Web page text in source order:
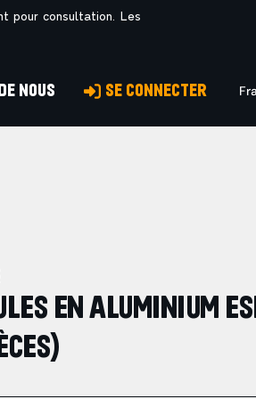
pour consultation. Les
NOUS SE CONNECTER
EN ALUMINIUM